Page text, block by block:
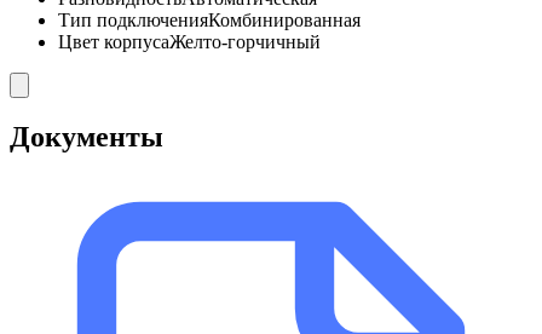
Тип подключенияКомбинированная
Цвет корпусаЖелто-горчичный
Документы